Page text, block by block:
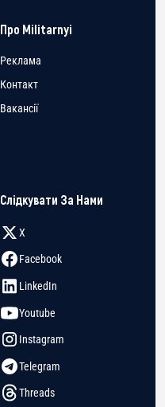
Про Militarnyi
Реклама
Контакт
Вакансії
Слідкувати За Нами
X
Facebook
LinkedIn
Youtube
Instagram
Telegram
Threads